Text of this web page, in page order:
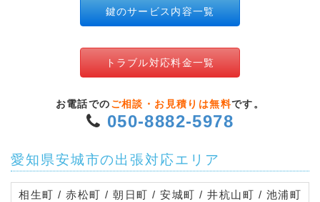
鍵のサービス内容一覧
トラブル対応料金一覧
お電話での ご相談・お見積りは無料です。
050-8882-5978
愛知県安城市の出張対応エリア
相生町 / 赤松町 / 朝日町 / 安城町 / 井杭山町 / 池浦町